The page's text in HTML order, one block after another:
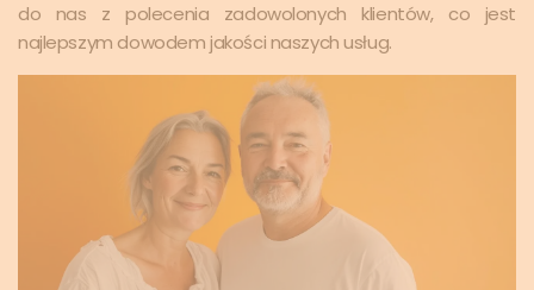
do nas z polecenia zadowolonych klientów, co jest
najlepszym dowodem jakości naszych usług.